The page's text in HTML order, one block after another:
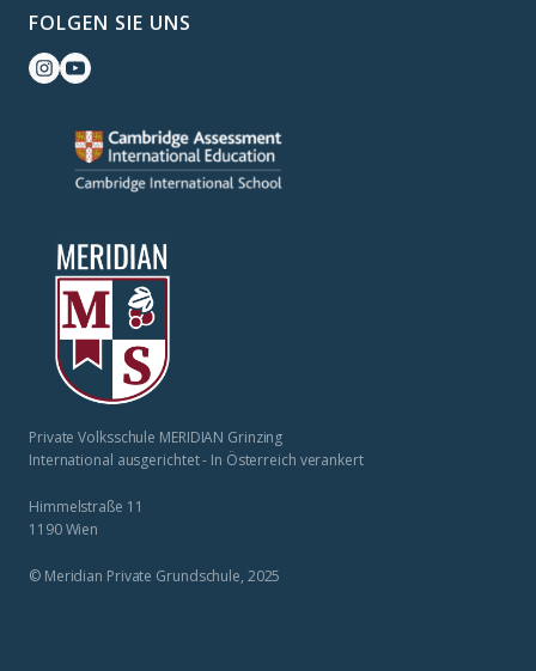
FOLGEN SIE UNS
Private Volksschule MERIDIAN Grinzing
International ausgerichtet - In Österreich verankert
Himmelstraße 11
1190 Wien
© Meridian Private Grundschule, 2025